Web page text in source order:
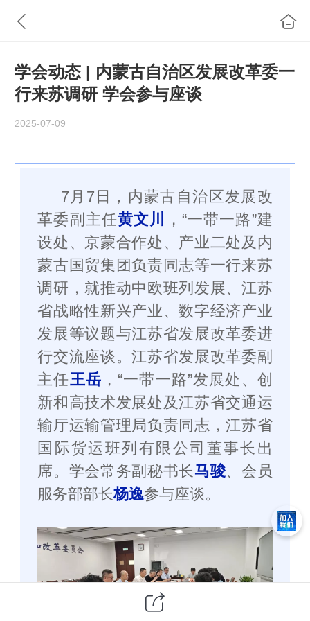
学会动态 | 内蒙古自治区发展改革委一
行来苏调研 学会参与座谈
2025-07-09
7月7日，内蒙古自治区发展改
革委副主任黄文川
，“一带一路”建
设处、京蒙合作处、产业二处及内
蒙古国贸集团负责同志等一行来苏
调研，就推动中欧班列发展、江苏
省战略性新兴产业、数字经济产业
发展等议题与江苏省发展改革委进
行交流座谈。江苏省发展改革委副
主任王岳 ，“一带一路”发展处、创
新和高技术发展处及江苏省交通运
输厅运输管理局负责同志，江苏省
国际货运班列有限公司董事长出
席。学会常务副秘书长马骏、会员
服务部部长杨逸参与座谈。